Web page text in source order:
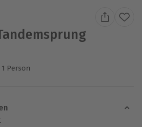
Bewertungen
1 Person